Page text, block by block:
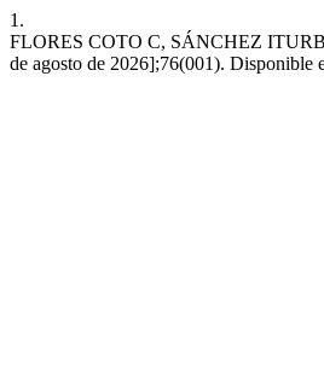
1.
FLORES COTO C, SÁNCHEZ
de agosto de 2026];76(001).